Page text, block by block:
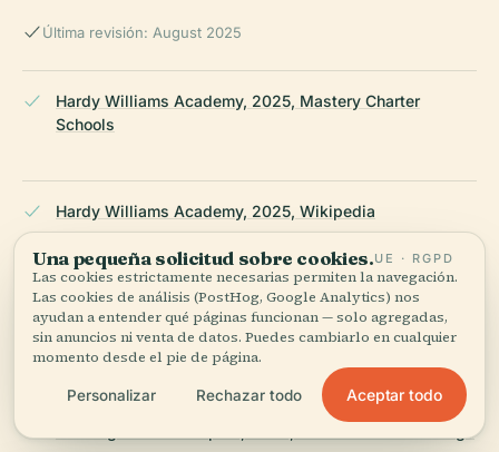
Última revisión: August 2025
Hardy Williams Academy, 2025, Mastery Charter
Schools
Hardy Williams Academy, 2025, Wikipedia
Mastery Schools and CHOP announce innovative
healthcare high school, 2023, Children’s Hospital of
Philadelphia
Buildings in Philadelphia, 2024, Arts & Cultural Heritage
Una pequeña solicitud sobre cookies.UE · RGPD
Las cookies estrictamente necesarias permiten la navegación.
Las cookies de análisis (PostHog, Google Analytics) nos
ayudan a entender qué páginas funcionan — solo agregadas,
sin anuncios ni venta de datos. Puedes cambiarlo en cualquier
momento desde el pie de página.
Personalizar Rechazar todo Aceptar todo